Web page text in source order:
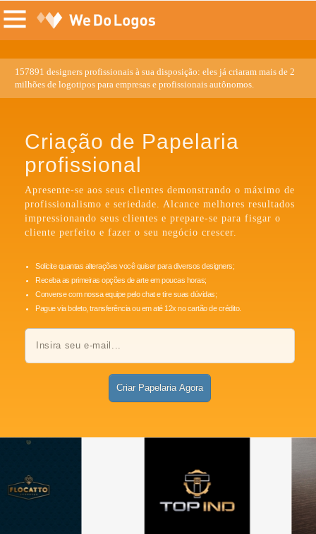
157891 designers profissionais à sua disposição: eles já criaram mais de 2
milhões de logotipos para empresas e profissionais autônomos.
Criação de Papelaria
profissional
Apresente-se aos seus clientes demonstrando o máximo de
profissionalismo e seriedade. Alcance melhores resultados
impressionando seus clientes e prepare-se para fisgar o
cliente perfeito e fazer o seu negócio crescer.
Solicite quantas alterações você quiser para diversos designers;
Receba as primeiras opções de arte em poucas horas;
Converse com nossa equipe pelo chat e tire suas dúvidas;
Pague via boleto, transferência ou em até 12x no cartão de crédito.
Criar Papelaria Agora